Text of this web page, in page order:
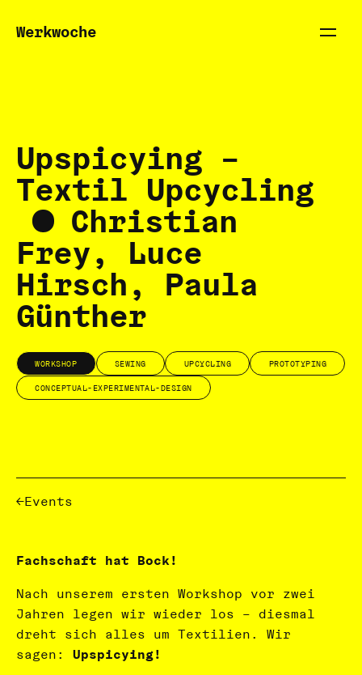
Werkwoche
Upspicying –
Textil Upcycling
Christian
Frey, Luce
Hirsch, Paula
Günther
WORKSHOP SEWING UPCYCLING PROTOTYPING
CONCEPTUAL-EXPERIMENTAL-DESIGN
Events
Fachschaft hat Bock!
Nach unserem ersten Workshop vor zwei
Jahren legen wir wieder los – diesmal
dreht sich alles um Textilien. Wir
sagen: Upspicying!